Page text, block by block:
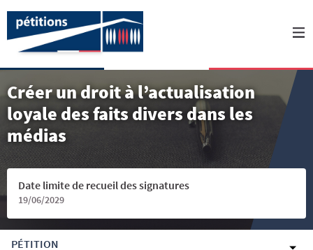
Créer un droit à l’actualisation
loyale des faits divers dans les
médias
Date limite de recueil des signatures
19/06/2029
PÉTITION